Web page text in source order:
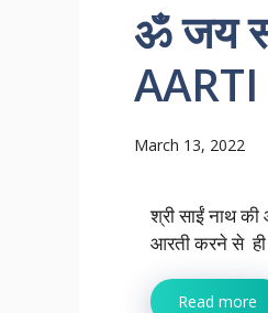
ॐ जय
March 13, 2022
श्री साईं नाथ
आरती करने से ही
Read more